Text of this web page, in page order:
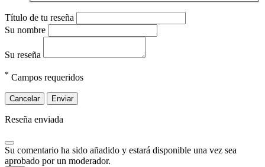
Título de tu reseña
Su nombre
Su reseña
* Campos requeridos
Cancelar Enviar
Reseña enviada
Su comentario ha sido añadido y estará disponible una vez sea
aprobado por un moderador.